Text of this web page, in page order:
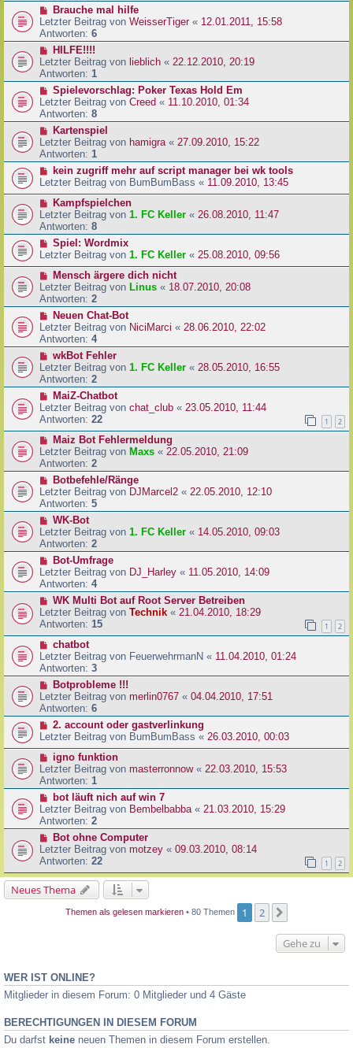
Brauche mal hilfe
Letzter Beitrag von WeisserTiger« 12.01.2011, 15:58
Antworten: 6
HILFE!!!!
Letzter Beitrag von lieblich « 22.12.2010, 20:19
Antworten: 1
Spielevorschlag: Poker Texas Hold Em
Letzter Beitrag von Creed « 11.10.2010, 01:34
Antworten: 8
Kartenspiel
Letzter Beitrag von hamigra « 27.09.2010, 15:22
Antworten: 1
kein zugriff mehr auf script manager bei wk tools
Letzter Beitrag von BumBumBass « 11.09.2010, 13:45
Kampfspielchen
Letzter Beitrag von 1. FC Keller « 26.08.2010, 11:47
Antworten: 8
Spiel: Wordmix
Letzter Beitrag von 1. FC Keller « 25.08.2010, 09:56
Mensch ärgere dich nicht
Letzter Beitrag von Linus « 18.07.2010, 20:08
Antworten: 2
Neuen Chat-Bot
Letzter Beitrag von NiciMarci « 28.06.2010, 22:02
Antworten: 4
wkBot Fehler
Letzter Beitrag von 1. FC Keller « 28.05.2010, 16:55
Antworten: 2
MaiZ-Chatbot
Letzter Beitrag von chat_club « 23.05.2010, 11:44
Antworten: 22 1 2
Maiz Bot Fehlermeldung
Letzter Beitrag von Maxs « 22.05.2010, 21:09
Antworten: 2
Botbefehle/Ränge
Letzter Beitrag von DJMarcel2 « 22.05.2010, 12:10
Antworten: 5
WK-Bot
Letzter Beitrag von 1. FC Keller « 14.05.2010, 09:03
Antworten: 2
Bot-Umfrage
Letzter Beitrag von DJ_Harley « 11.05.2010, 14:09
Antworten: 4
WK Multi Bot auf Root Server Betreiben
Letzter Beitrag von Technik « 21.04.2010, 18:29
Antworten: 15 1 2
chatbot
Letzter Beitrag von FeuerwehrmanN « 11.04.2010, 01:24
Antworten: 3
Botprobleme !!!
Letzter Beitrag von merlin0767 « 04.04.2010, 17:51
Antworten: 6
2. account oder gastverlinkung
Letzter Beitrag von BumBumBass « 26.03.2010, 00:03
igno funktion
Letzter Beitrag von masterronnow« 22.03.2010, 15:53
Antworten: 1
bot läuft nich auf win 7
Letzter Beitrag von Bembelbabba « 21.03.2010, 15:29
Antworten: 2
Bot ohne Computer
Letzter Beitrag von motzey « 09.03.2010, 08:14
Antworten: 22 1 2
Neues Thema
Themen als gelesen markieren • 80 Themen 1 2
Gehe zu
WER IST ONLINE?
Mitglieder in diesem Forum: 0 Mitglieder und 4 Gäste
BERECHTIGUNGEN IN DIESEM FORUM
Du darfst keine neuen Themen in diesem Forum erstellen.